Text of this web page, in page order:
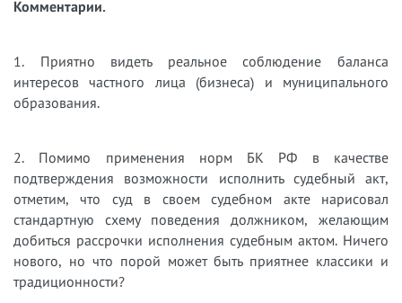
Комментарии.
1. Приятно видеть реальное соблюдение баланса
интересов частного лица (бизнеса) и муниципального
образования.
2. Помимо применения норм БК РФ в качестве
подтверждения возможности исполнить судебный акт,
отметим, что суд в своем судебном акте нарисовал
стандартную схему поведения должником, желающим
добиться рассрочки исполнения судебным актом. Ничего
нового, но что порой может быть приятнее классики и
традиционности?